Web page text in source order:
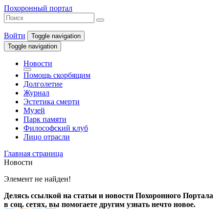
Похоронный портал
Войти
Toggle navigation
Toggle navigation
Новости
Помощь скорбящим
Долголетие
Журнал
Эстетика смерти
Музей
Парк памяти
Философский клуб
Лицо отрасли
Главная страница
Новости
Элемент не найден!
Делясь ссылкой на статьи и новости Похоронного Портала
в соц. сетях, вы помогаете другим узнать нечто новое.